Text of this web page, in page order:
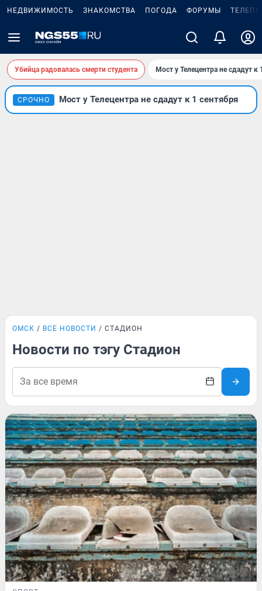
НЕДВИЖИМОСТЬ ЗНАКОМСТВА ПОГОДА ФОРУМЫ
Убийца радовалась смерти студента Мост у Телецентра не сдадут к
СРОЧНО Мост у Телецентра не сдадут к 1 сентября
ОМСК ВСЕ НОВОСТИ СТАДИОН
Новости по тэгу Стадион